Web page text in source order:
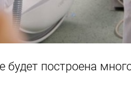
будет построена